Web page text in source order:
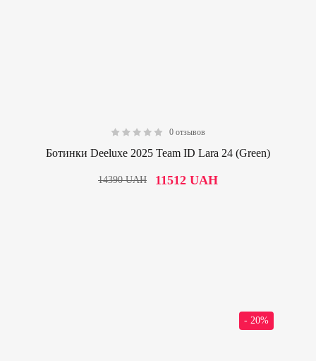
0 отзывов
Ботинки Deeluxe 2025 Team ID Lara 24 (Green)
11512 UAH
14390UAH
- 20%